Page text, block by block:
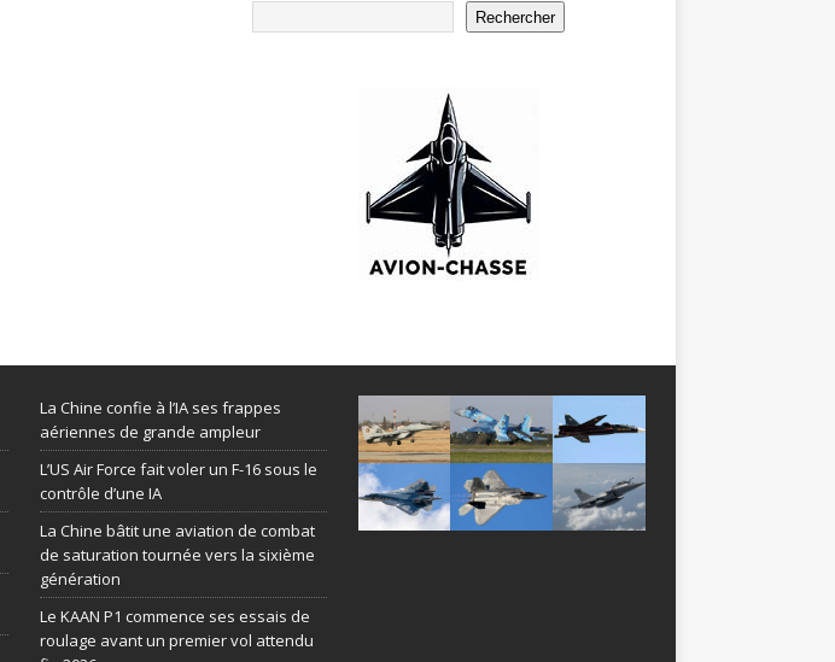
Rechercher
La Chine confie à l’IA ses frappes
aériennes de grande ampleur
L’US Air Force fait voler un F-16 sous le
contrôle d’une IA
La Chine bâtit une aviation de combat
de saturation tournée vers la sixième
génération
Le KAAN P1 commence ses essais de
roulage avant un premier vol attendu